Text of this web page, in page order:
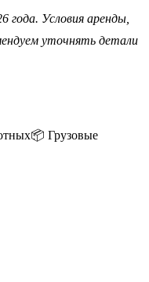
года. Условия аренды,
уточнять детали
📦 Грузовые